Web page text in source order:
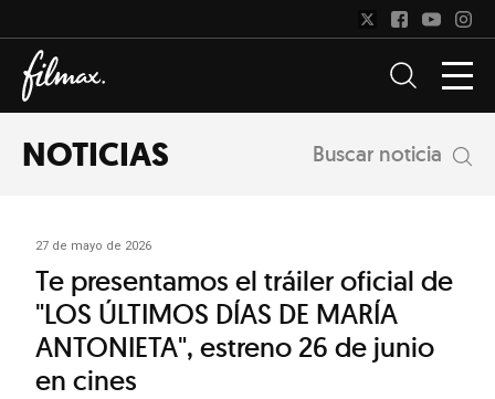
NOTICIAS Buscar noticia
27 de mayo de 2026
Te presentamos el tráiler oficial de
"LOS ÚLTIMOS DÍAS DE MARÍA
ANTONIETA", estreno 26 de junio
en cines